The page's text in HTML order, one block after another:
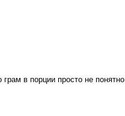
в порции просто не понятно